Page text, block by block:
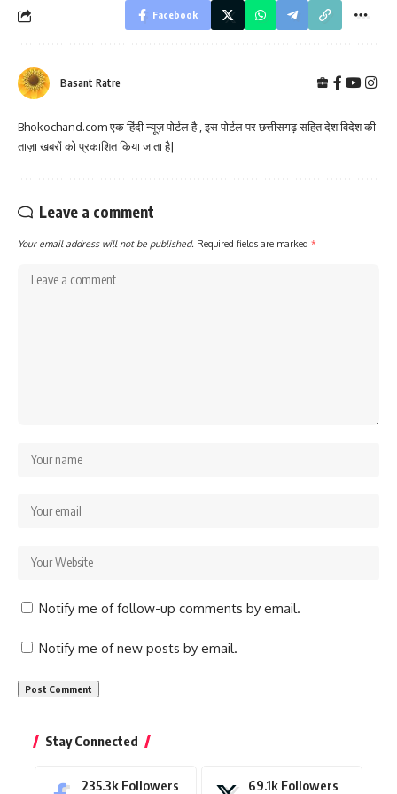
Facebook
Basant Ratre
Bhokochand.com एक हिंदी न्यूज़ पोर्टल है , इस पोर्टल पर छत्तीसगढ़ सहित देश विदेश की
ताज़ा खबरों को प्रकाशित किया जाता है|
Leave a comment
Your email address will not be published. Required fields are marked *
Notify me of follow-up comments by email.
Notify me of new posts by email.
Stay Connected
235.3k Followers 69.1k Followers